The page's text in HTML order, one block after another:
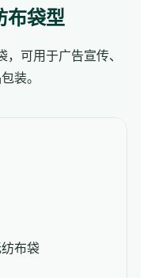
布袋型
可用于广告宣传、
装。